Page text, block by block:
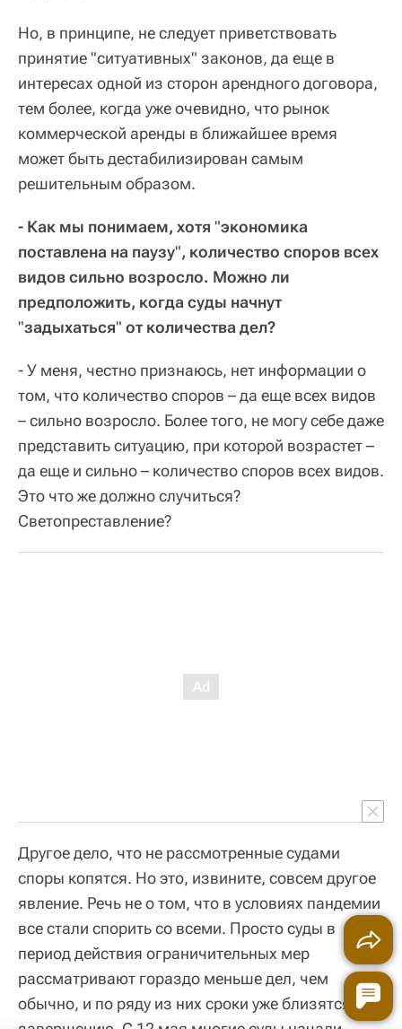
Но, в принципе, не следует приветствовать
принятие "ситуативных" законов, да еще в
интересах одной из сторон арендного договора,
тем более, когда уже очевидно, что рынок
коммерческой аренды в ближайшее время
может быть дестабилизирован самым
решительным образом.
- Как мы понимаем, хотя "экономика
поставлена на паузу", количество споров всех
видов сильно возросло. Можно ли
предположить, когда суды начнут
"задыхаться" от количества дел?
- У меня, честно признаюсь, нет информации о
том, что количество споров – да еще всех видов
– сильно возросло. Более того, не могу себе даже
представить ситуацию, при которой возрастет –
да еще и сильно – количество споров всех видов.
Это что же должно случиться?
Светопреставление?
Другое дело, что не рассмотренные судами
споры копятся. Но это, извините, совсем другое
явление. Речь не о том, что в условиях пандемии
все стали спорить со всеми. Просто суды в
период действия ограничительных мер
рассматривают гораздо меньше дел, чем
обычно, и по ряду из них сроки уже близятся к